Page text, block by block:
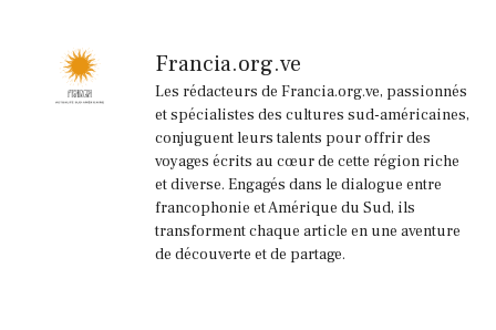
Francia.org.ve
Les rédacteurs de Francia.org.ve, passionnés
et spécialistes des cultures sud-américaines,
conjuguent leurs talents pour offrir des
voyages écrits au cœur de cette région riche
et diverse. Engagés dans le dialogue entre
francophonie et Amérique du Sud, ils
transforment chaque article en une aventure
de découverte et de partage.